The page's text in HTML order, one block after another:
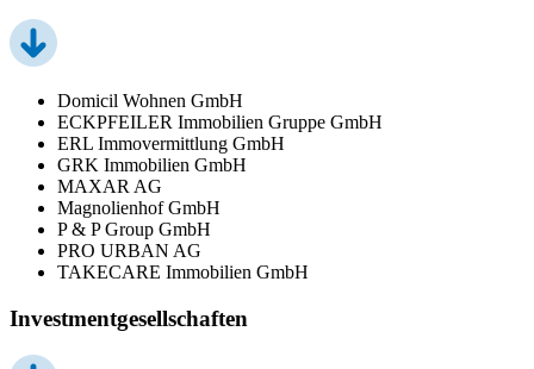
Domicil Wohnen GmbH
ECKPFEILER Immobilien Gruppe GmbH
ERL Immovermittlung GmbH
GRK Immobilien GmbH
MAXAR AG
Magnolienhof GmbH
P & P Group GmbH
PRO URBAN AG
TAKECARE Immobilien GmbH
Investmentgesellschaften